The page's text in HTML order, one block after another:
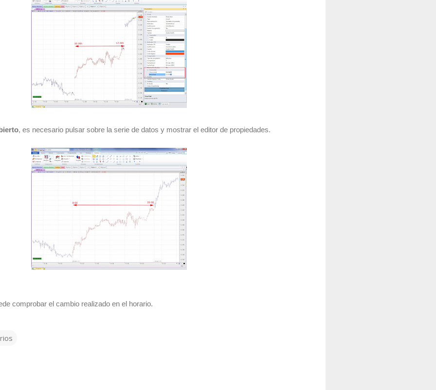
, es necesario pulsar sobre la serie de datos y mostrar el editor de propiedades.
comprobar el cambio realizado en el horario.